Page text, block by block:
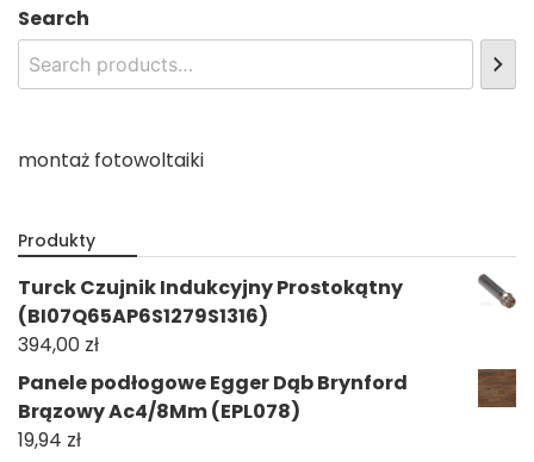
Search
montaż fotowoltaiki
Produkty
Turck Czujnik Indukcyjny Prostokątny
(BI07Q65AP6S1279S1316)
394,00 zł
Panele podłogowe Egger Dąb Brynford
Brązowy Ac4/8Mm (EPL078)
19,94 zł